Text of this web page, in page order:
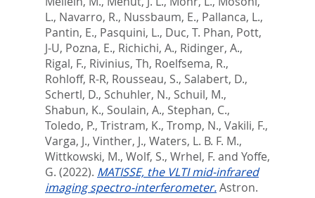
L., Navarro, R., Nussbaum, E., Pallanca, L.,
Pantin, E., Pasquini, L., Duc, T. Phan, Pott,
J-U, Pozna, E., Richichi, A., Ridinger, A.,
Rigal, F., Rivinius, Th, Roelfsema, R.,
Rohloff, R-R, Rousseau, S., Salabert, D.,
Schertl, D., Schuhler, N., Schuil, M.,
Shabun, K., Soulain, A., Stephan, C.,
Toledo, P., Tristram, K., Tromp, N., Vakili, F.,
Varga, J., Vinther, J., Waters, L. B. F. M.,
Wittkowski, M., Wolf, S., Wrhel, F. and Yoffe,
G. (2022). MATISSE, the VLTI mid-infrared
imaging spectro-interferometer.Astron.